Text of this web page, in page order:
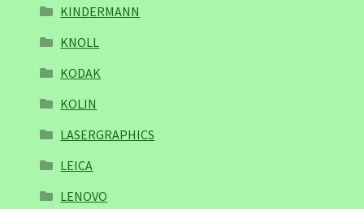
KINDERMANN
KNOLL
KODAK
KOLIN
LASERGRAPHICS
LEICA
LENOVO